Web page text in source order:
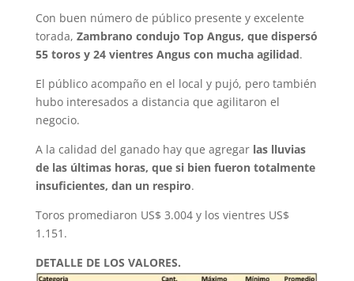
Con buen número de público presente y excelente
torada, Zambrano condujo Top Angus, que dispersó
55 toros y 24 vientres Angus con mucha agilidad.
El público acompaño en el local y pujó, pero también
hubo interesados a distancia que agilitaron el
negocio.
A la calidad del ganado hay que agregar las lluvias
de las últimas horas, que si bien fueron totalmente
insuficientes, dan un respiro.
Toros promediaron US$ 3.004 y los vientres US$
1.151.
DETALLE DE LOS VALORES.